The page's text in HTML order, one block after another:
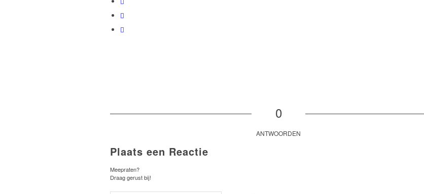
0
ANTWOORDEN
Plaats een Reactie
Meepraten?
Draag gerust bij!